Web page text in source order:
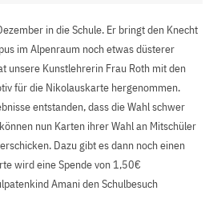
in die Schule. Er bringt den Knecht
im Alpenraum noch etwas düsterer
unsere Kunstlehrerin Frau Roth mit den
für die Nikolauskarte hergenommen.
entstanden, dass die Wahl schwer
nun Karten ihrer Wahl an Mitschüler
Dazu gibt es dann noch einen
wird eine Spende von 1,50€
Amani den Schulbesuch